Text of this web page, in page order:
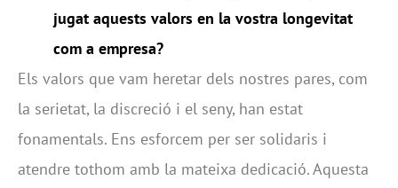
jugat aquests valors en la vostra longevitat
com a empresa?
Els valors que vam heretar dels nostres pares, com
la serietat, la discreció i el seny, han estat
fonamentals. Ens esforcem per ser solidaris i
atendre tothom amb la mateixa dedicació. Aquesta